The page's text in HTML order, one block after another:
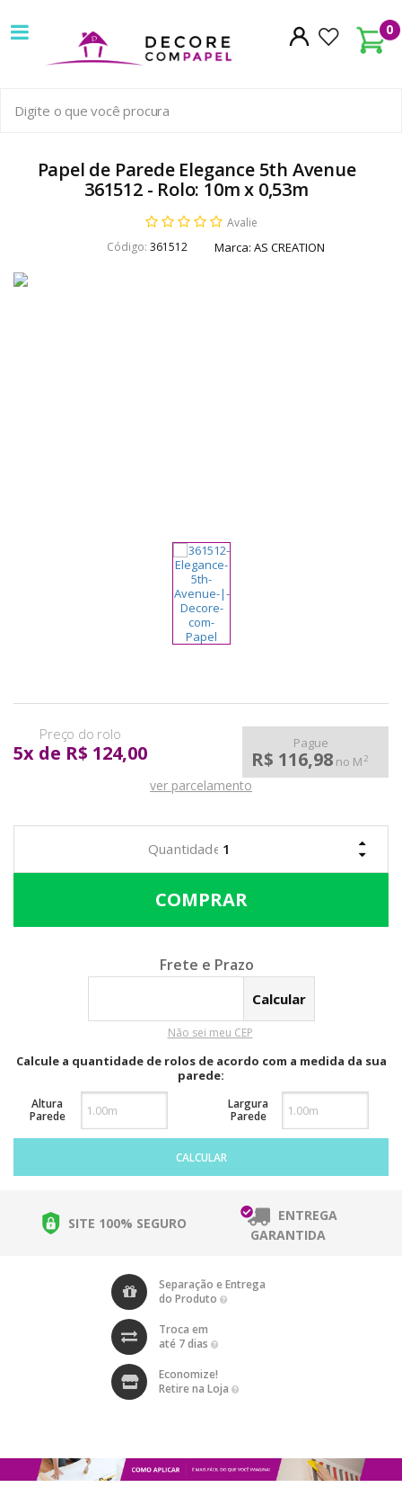
0
Decore
com
papel
pioneira
em
venda
Papel de Parede Elegance 5th Avenue
361512 - Rolo: 10m x 0,53m
Avalie
Código: 361512 Marca: AS CREATION
5x de R$ 124,00 Pague
R$ 116,98 no M2
ver parcelamento
Calcular o Frete
Não sei meu CEP
Calcule a quantidade de rolos de acordo com a medida da sua
parede:
Altura
Parede
Largura
Parede
CALCULAR
SITE 100% SEGURO
ENTREGA
GARANTIDA
Separação e Entrega
do Produto
Troca em
até 7 dias
Economize!
Retire na Loja